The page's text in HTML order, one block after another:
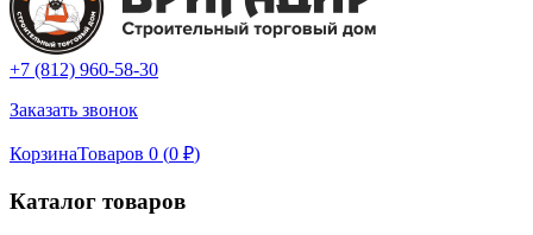
+7 (812) 960-58-30
Заказать звонок
КорзинаТоваров 0 (0 ₽)
Каталог товаров